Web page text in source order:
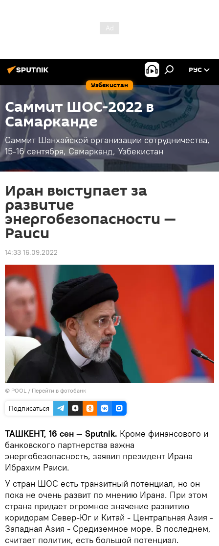
Узбекистан
РУС
Саммит ШОС-2022 в
Самарканде
Саммит Шанхайской организации сотрудничества,
15-16 сентября, Самарканд, Узбекистан
Иран выступает за
развитие
энергобезопасности —
Раиси
14:33 16.09.2022
© POOL / Перейти в фотобанк
Подписаться
ТАШКЕНТ, 16 сен — Sputnik. Кроме финансового и
банковского партнерства важна
энергобезопасность, заявил президент Ирана
Ибрахим Раиси.
У стран ШОС есть транзитный потенциал, но он
пока не очень развит по мнению Ирана. При этом
страна придает огромное значение развитию
коридорам Север-Юг и Китай - Центральная Азия -
Западная Азия - Средиземное море. В последнем,
считает политик, есть большой потенциал.